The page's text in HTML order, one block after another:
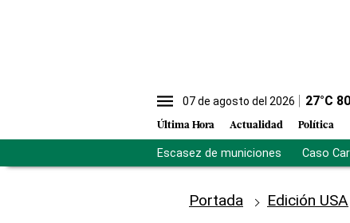
07 de agosto del 2026 27°C
Última Hora Actualidad Política
Escasez de municiones Caso
Portada Edición USA